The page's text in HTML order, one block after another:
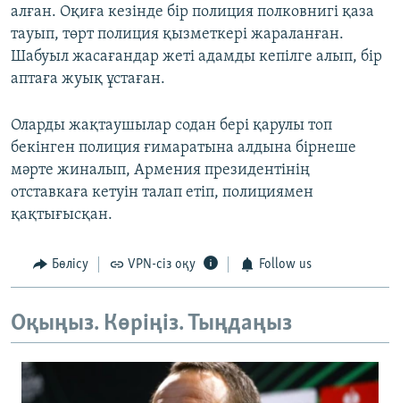
алған. Оқиға кезінде бір полиция полковнигі қаза
тауып, төрт полиция қызметкері жараланған.
Шабуыл жасағандар жеті адамды кепілге алып, бір
аптаға жуық ұстаған.
Оларды жақтаушылар содан бері қарулы топ
бекінген полиция ғимаратына алдына бірнеше
мәрте жиналып, Армения президентінің
отставкаға кетуін талап етіп, полициямен
қақтығысқан.
Бөлісу VPN-сіз оқу Follow us
Оқыңыз. Көріңіз. Тыңдаңыз